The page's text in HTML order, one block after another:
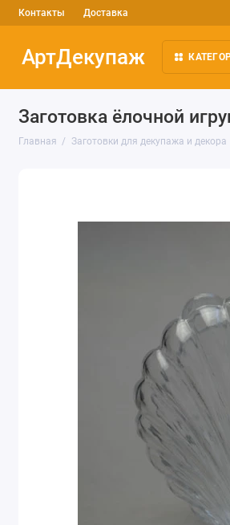
Контакты Доставка
АртДекупаж
Заготовка ёлочной
Главная Заготовки для декупажа и декора